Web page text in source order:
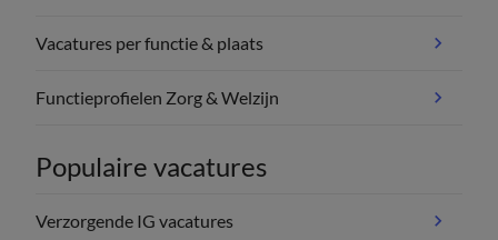
Vacatures per functie & plaats
Functieprofielen Zorg & Welzijn
Populaire vacatures
Verzorgende IG vacatures